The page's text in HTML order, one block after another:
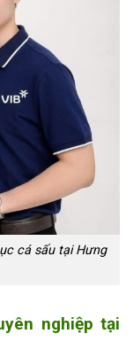
cá sấu tại Hưng
nghiệp tại